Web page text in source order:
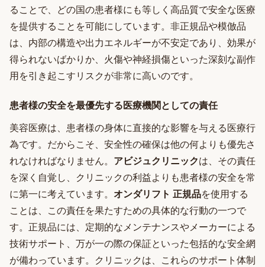
ることで、どの国の患者様にも等しく高品質で安全な医療
を提供することを可能にしています。非正規品や模倣品
は、内部の構造や出力エネルギーが不安定であり、効果が
得られないばかりか、火傷や神経損傷といった深刻な副作
用を引き起こすリスクが非常に高いのです。
患者様の安全を最優先する医療機関としての責任
美容医療は、患者様の身体に直接的な影響を与える医療行
為です。だからこそ、安全性の確保は他の何よりも優先さ
れなければなりません。 アビジュクリニックは、その責任
を深く自覚し、クリニックの利益よりも患者様の安全を常
に第一に考えています。 オンダリフト 正規品を使用する
ことは、この責任を果たすための具体的な行動の一つで
す。正規品には、定期的なメンテナンスやメーカーによる
技術サポート、万が一の際の保証といった包括的な安全網
が備わっています。クリニックは、これらのサポート体制